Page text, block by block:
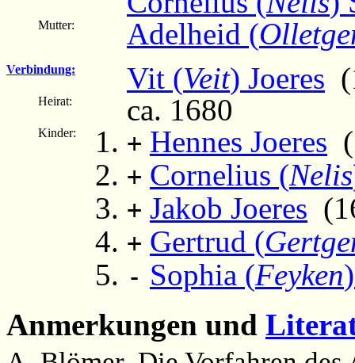
Mutter: Adelheid (
Verbindung: Vit (Veit) Joeres
Heirat: ca. 1680
Kinder: + Hennes Joeres
+ Cornelius (Nelis
+ Jakob Joeres
+ Gertrud (
- Sophia (Feyken
Anmerkungen und